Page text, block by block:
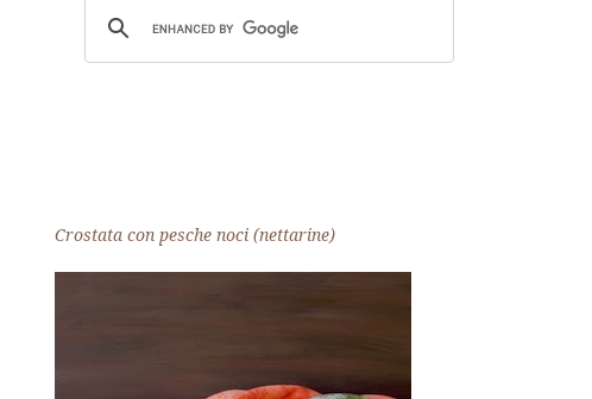
Crostata con pesche noci (nettarine)